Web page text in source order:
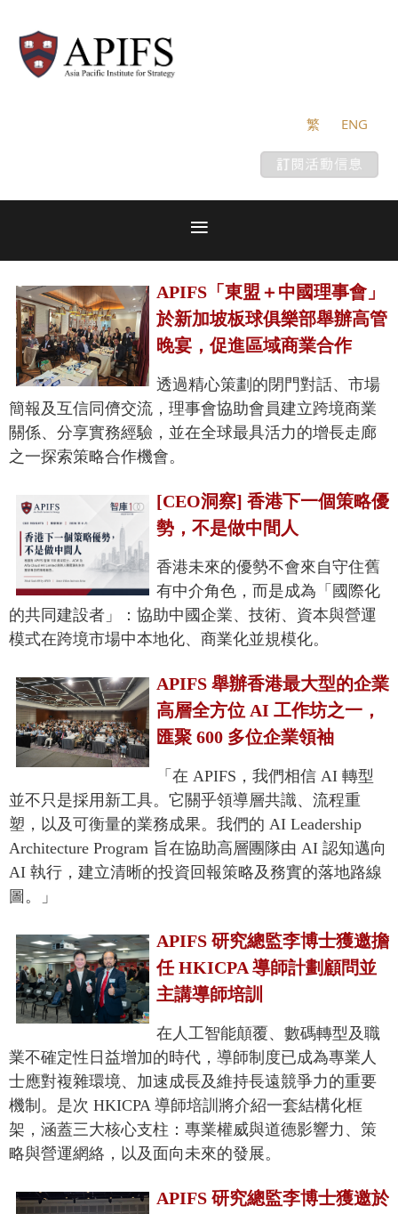
繁 ENG
APIFS「東盟＋中國理事會」
於新加坡板球俱樂部舉辦高管
晚宴，促進區域商業合作
透過精心策劃的閉門對話、市場
簡報及互信同儕交流，理事會協助會員建立跨境商業
關係、分享實務經驗，並在全球最具活力的增長走廊
之一探索策略合作機會。
[CEO洞察] 香港下一個策略優
勢，不是做中間人
香港未來的優勢不會來自守住舊
有中介角色，而是成為「國際化
的共同建設者」：協助中國企業、技術、資本與營運
模式在跨境市場中本地化、商業化並規模化。
APIFS 舉辦香港最大型的企業
高層全方位 AI 工作坊之一，
匯聚 600 多位企業領袖
「在 APIFS，我們相信 AI 轉型
並不只是採用新工具。它關乎領導層共識、流程重
塑，以及可衡量的業務成果。我們的 AI Leadership
Architecture Program 旨在協助高層團隊由 AI 認知邁向
AI 執行，建立清晰的投資回報策略及務實的落地路線
圖。」
APIFS 研究總監李博士獲邀擔
任 HKICPA 導師計劃顧問並
主講導師培訓
在人工智能顛覆、數碼轉型及職
業不確定性日益增加的時代，導師制度已成為專業人
士應對複雜環境、加速成長及維持長遠競爭力的重要
機制。是次 HKICPA 導師培訓將介紹一套結構化框
架，涵蓋三大核心支柱：專業權威與道德影響力、策
略與營運網絡，以及面向未來的發展。
APIFS 研究總監李博士獲邀於